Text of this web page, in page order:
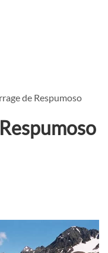
de Respumoso